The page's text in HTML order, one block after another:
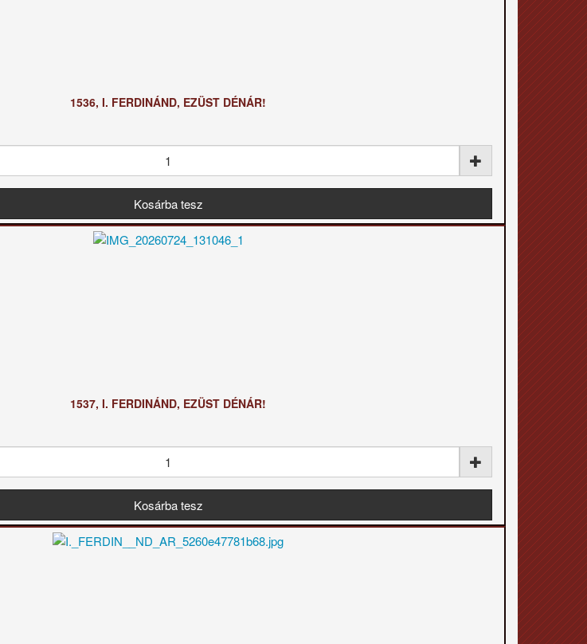
1536, I. FERDINÁND, EZÜST DÉNÁR!
1537, I. FERDINÁND, EZÜST DÉNÁR!